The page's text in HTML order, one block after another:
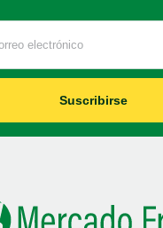
Suscribirse